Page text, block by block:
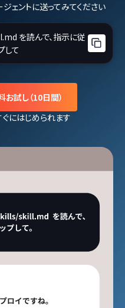
ェントに送ってみてください
を読んで、指示に従
して
試し（10日間）
にはじめられます